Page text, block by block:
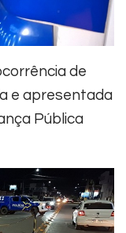
de
e apresentada
Pública